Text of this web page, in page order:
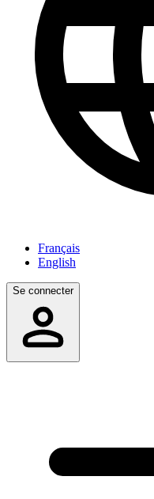
Français
English
Se connecter